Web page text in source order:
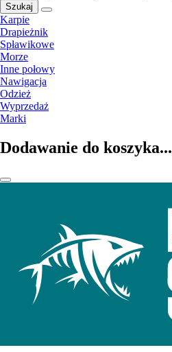
Szukaj
Karpie
Drapieżnik
Spławikowe
Morze
Inne połowy
Nawigacja
Odzież
Wyprzedaż
Marki
Dodawanie do koszyka...